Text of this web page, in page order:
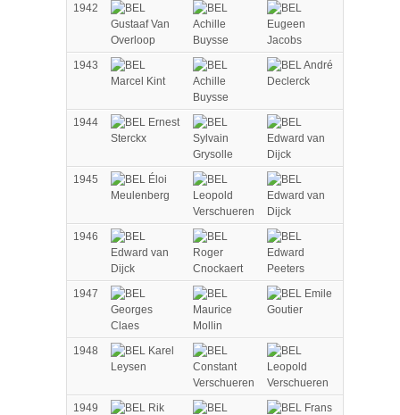
1942
Gustaaf Van
Overloop
Achille
Buysse
Eugeen
Jacobs
1943
Marcel Kint
Achille
Buysse
André
Declerck
1944
Ernest
Sterckx
Sylvain
Grysolle
Edward van
Dijck
1945
Éloi
Meulenberg
Leopold
Verschueren
Edward van
Dijck
1946
Edward van
Dijck
Roger
Cnockaert
Edward
Peeters
1947
Georges
Claes
Maurice
Mollin
Emile
Goutier
1948
Karel
Leysen
Constant
Verschueren
Leopold
Verschueren
1949
Rik
Frans